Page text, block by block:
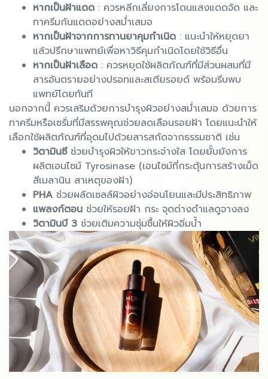
หากเป็นฝ้าแดด : ควรหลีกเลี่ยงการโดนแสงแดดจัด และ
ทาครีมกันแดดอย่างสม่ำเสมอ
หากเป็นฝ้าจากการทานยาคุมกำเนิด : แนะนำให้หยุดยา
แล้วปรึกษาแพทย์เพื่อหาวิธีคุมกำเนิดโดยใช้วิธีอื่น
หากเป็นฝ้าเลือด : ควรหยุดใช้ผลิตภัณฑ์ที่มีส่วนผสมที่มี
สารอันตรายอย่างปรอทและสเตียรอยด์ พร้อมรีบพบ
แพทย์โดยทันที
นอกจากนี้ ควรเสริมด้วยการบำรุงผิวอย่างสม่ำเสมอ ด้วยการ
ทาครีมหรือเซรั่มที่มีสรรพคุณช่วยลดเลือนรอยฝ้า โดยแนะนำให้
เลือกใช้ผลิตภัณฑ์ที่อุดมไปด้วยสารสกัดจากธรรมชาติ เช่น
วิตามินซีช่วยบำรุงผิวให้ขาวกระจ่างใส โดยยั้บยังการ
ผลิตเอนไซม์ Tyrosinase (เอนไซม์ที่กระตุ้นการสร้างเม็ด
สีเมลานิน สาเหตุของฝ้า)
PHA ช่วยผลัดเซลล์ผิวอย่างอ่อนโยนและมีประสิทธิภาพ
แพลงก์ตอน ช่วยให้รอยฝ้า กระ จุดด่างดำแลดูจางลง
วิตามินบี 3 ช่วยเติมความชุ่มชื้นให้ผิวอิ่มน้ำ